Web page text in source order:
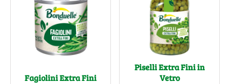
Fagiolini Extra Fini
Piselli Extra Fini in
Vetro